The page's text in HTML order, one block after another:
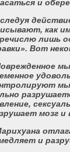
и
как
лишь
Вот
мозг и
и